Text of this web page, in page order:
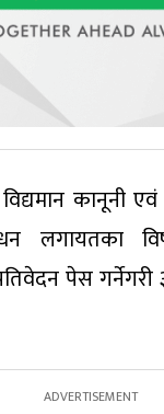
कानूनी एवं
लगायतका
पेस